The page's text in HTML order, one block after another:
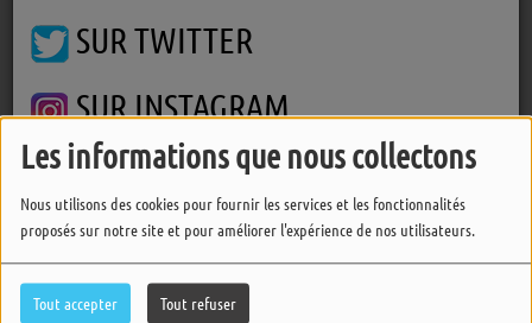
Les informations que nous collectons
Nous utilisons des cookies pour fournir les services et les fonctionnalités
proposés sur notre site et pour améliorer l'expérience de nos utilisateurs.
Tout accepter Tout refuser
Podcasts Un Temps Pour Soi
Un Temps Pour Soi
SUR TWITTER
SUR INSTAGRAM
FERMER